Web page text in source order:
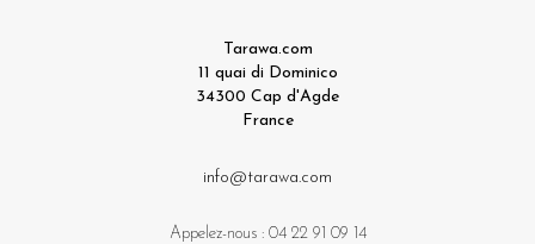
Tarawa.com
11 quai di Dominico
34300 Cap d'Agde
France
info@tarawa.com
Appelez-nous : 04 22 91 09 14